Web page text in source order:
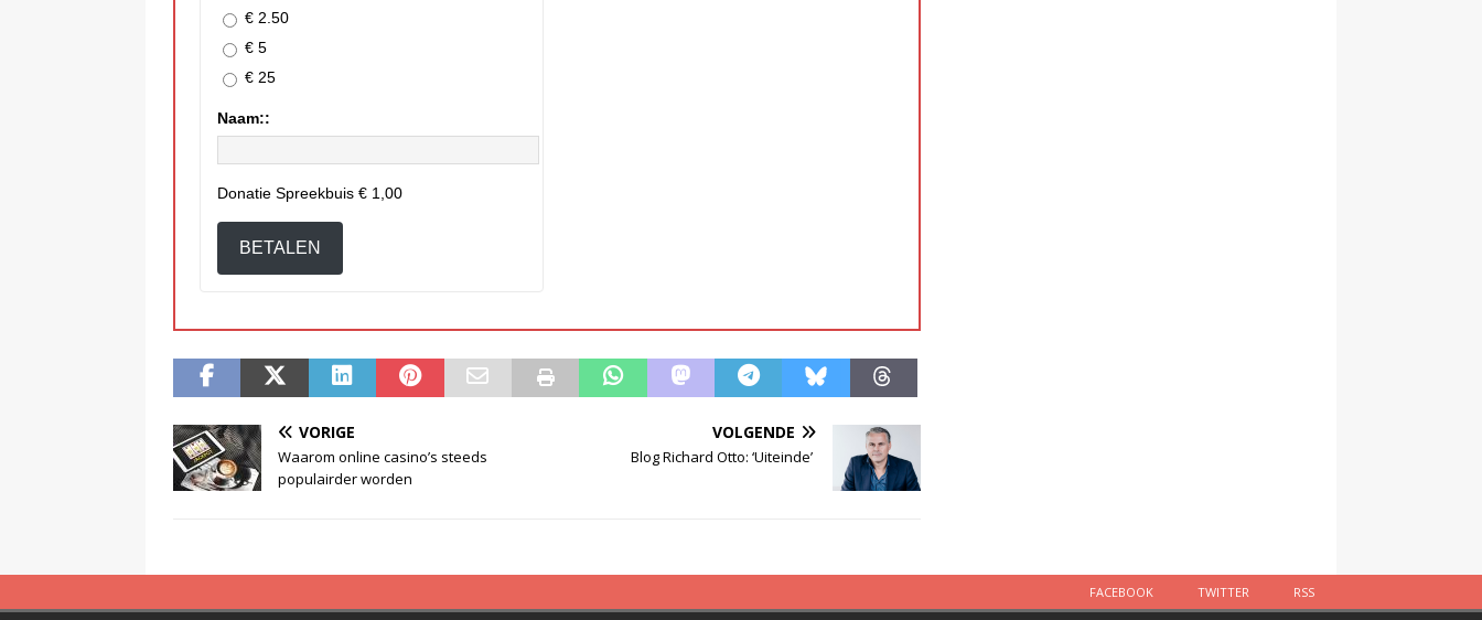
€ 2.50
€ 5
€ 25
Naam::
Donatie Spreekbuis € 1,00
BETALEN
VORIGE
Waarom online casino’s steeds
populairder worden
VOLGENDE
Blog Richard Otto: ‘Uiteinde’
FACEBOOK TWITTER RSS